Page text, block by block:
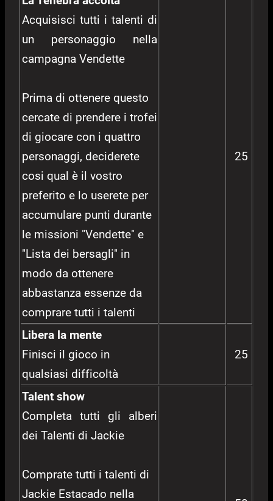
Acquisisci tutti i talenti di
un personaggio nella
campagna Vendette
Prima di ottenere questo
cercate di prendere i trofei
di giocare con i quattro
personaggi, deciderete
cosi qual è il vostro
preferito e lo userete per
accumulare punti durante
le missioni "Vendette" e
"Lista dei bersagli" in
modo da ottenere
abbastanza essenze da
comprare tutti i talenti
25
Libera la mente
Finisci il gioco in
qualsiasi difficoltà
25
Talent show
Completa tutti gli alberi
dei Talenti di Jackie
Comprate tutti i talenti di
Jackie Estacado nella